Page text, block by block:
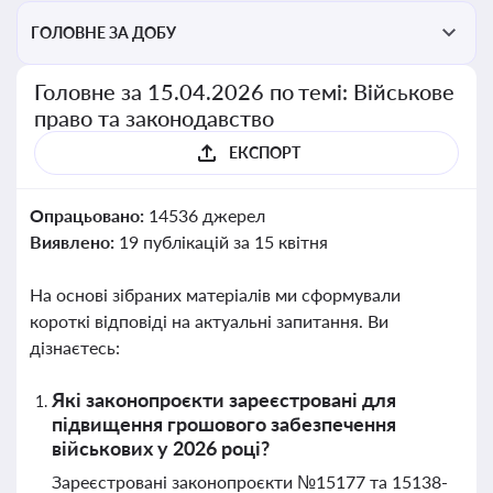
ГОЛОВНЕ ЗА ДОБУ
Головне за 15.04.2026 по темі: Військове
право та законодавство
ЕКСПОРТ
Опрацьовано: 14536 джерел
Виявлено: 19 публікацій за 15 квітня
На основі зібраних матеріалів ми сформували
короткі відповіді на актуальні запитання. Ви
дізнаєтесь:
Які законопроєкти зареєстровані для
підвищення грошового забезпечення
військових у 2026 році?
Зареєстровані законопроєкти №15177 та 15138-